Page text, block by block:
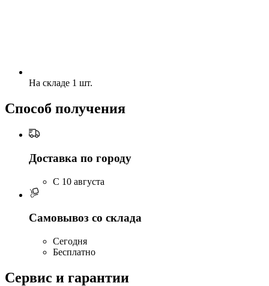
На складе 1 шт.
Способ получения
Доставка по городу
C 10 августа
Самовывоз со склада
Сегодня
Бесплатно
Сервис и гарантии